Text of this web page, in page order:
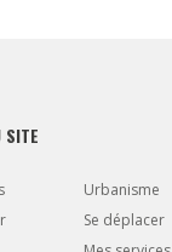
SITE
Urbanisme
Se déplacer